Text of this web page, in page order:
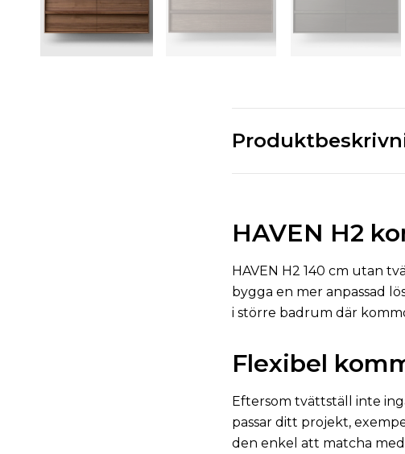
HAVEN H2
HAVEN H2 140 cm utan
bygga en mer anpassad
i större badrum där
Flexibel
Eftersom tvättställ inte
passar ditt projekt,
den enkel att matcha